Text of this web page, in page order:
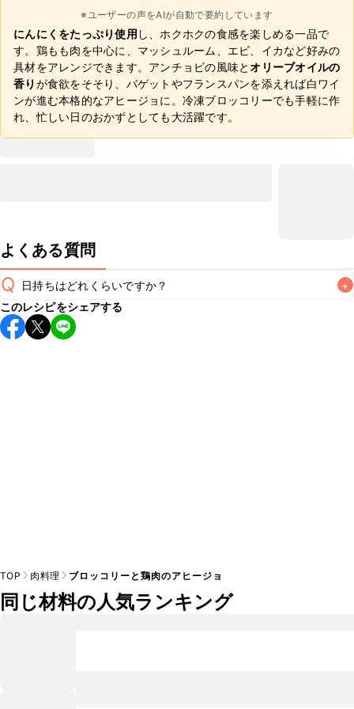
※ユーザーの声をAIが自動で要約しています
にんにくをたっぷり使用 し、ホクホクの食感を楽しめる一品で
す。鶏もも肉を中心に、マッシュルーム、エビ、イカなど好みの
具材をアレンジできます。アンチョビの風味とオリーブオイルの
香り が食欲をそそり、バゲットやフランスパンを添えれば白ワイ
ンが進む本格的なアヒージョに。冷凍ブロッコリーでも手軽に作
れ、忙しい日のおかずとしても大活躍です。
よくある質問
Q 日持ちはどれくらいですか？ +
こちらのレシピは出来たてをお召し上がりいただくことをお
すすめします。
このレシピをシェアする
TOP 肉料理 ブロッコリーと鶏肉のアヒージョ
同じ材料の人気ランキング